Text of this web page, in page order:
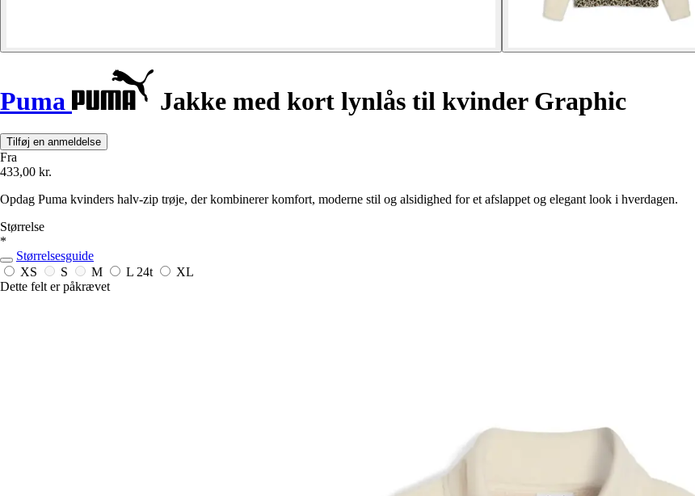
Puma Jakke med kort lynlås til kvinder Graphic
Tilføj en anmeldelse
Fra
433,00 kr.
Opdag Puma kvinders halv-zip trøje, der kombinerer komfort, moderne stil og alsidighed for et afslappet og elegant look i hverdagen.
Størrelse
*
Størrelsesguide
XS
S M L 24t
XL
Dette felt er påkrævet